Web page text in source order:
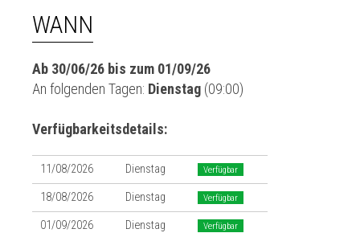
WANN
Ab 30/06/26 bis zum 01/09/26
An folgenden Tagen: Dienstag (09:00)
Verfügbarkeitsdetails:
11/08/2026 Dienstag Verfügbar
18/08/2026 Dienstag Verfügbar
01/09/2026 Dienstag Verfügbar